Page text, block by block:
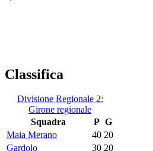
Classifica
Divisione Regionale 2:
Girone regionale
Squadra
P G
Maia Merano
40 20
Gardolo
30 20